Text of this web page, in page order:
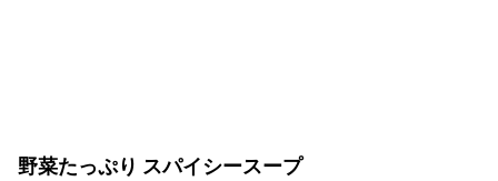
野菜たっぷり スパイシースープ